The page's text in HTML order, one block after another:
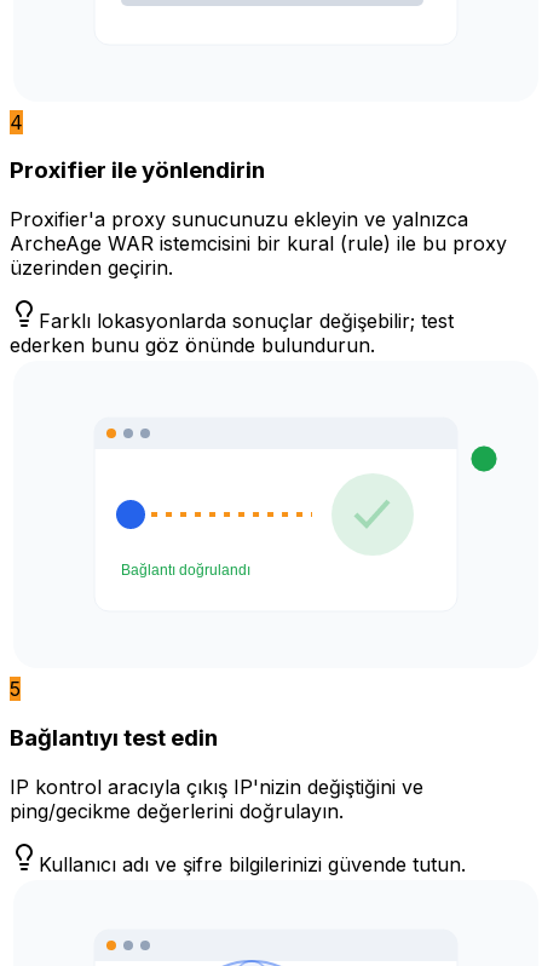
4
Proxifier ile yönlendirin
Proxifier'a proxy sunucunuzu ekleyin ve yalnızca
ArcheAge WAR istemcisini bir kural (rule) ile bu proxy
üzerinden geçirin.
Farklı lokasyonlarda sonuçlar değişebilir; test
ederken bunu göz önünde bulundurun.
5
Bağlantıyı test edin
IP kontrol aracıyla çıkış IP'nizin değiştiğini ve
ping/gecikme değerlerini doğrulayın.
Kullanıcı adı ve şifre bilgilerinizi güvende tutun.